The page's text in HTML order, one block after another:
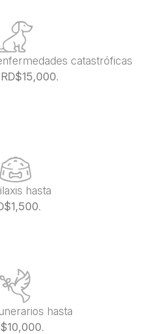
catastróficas
RD$15,000.​
hasta
.
hasta
.